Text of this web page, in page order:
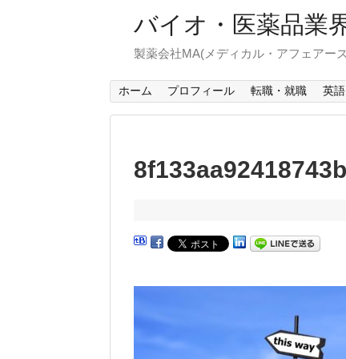
バイオ・医薬品業
製薬会社MA(メディカル・アフェアー
ホーム プロフィール 転職・就職 英語